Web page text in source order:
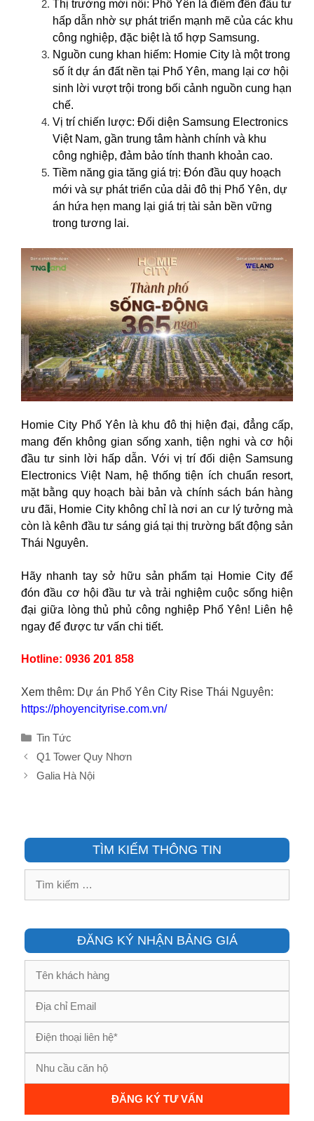
Thị trường mới nổi: Phổ Yên là điểm đến đầu tư
hấp dẫn nhờ sự phát triển mạnh mẽ của các khu
công nghiệp, đặc biệt là tổ hợp Samsung.
Nguồn cung khan hiếm: Homie City là một trong
số ít dự án đất nền tại Phổ Yên, mang lại cơ hội
sinh lời vượt trội trong bối cảnh nguồn cung hạn
chế.
Vị trí chiến lược: Đối diện Samsung Electronics
Việt Nam, gần trung tâm hành chính và khu
công nghiệp, đảm bảo tính thanh khoản cao.
Tiềm năng gia tăng giá trị: Đón đầu quy hoạch
mới và sự phát triển của dải đô thị Phổ Yên, dự
án hứa hẹn mang lại giá trị tài sản bền vững
trong tương lai.
Homie City Phổ Yên là khu đô thị hiện đại, đẳng cấp,
mang đến không gian sống xanh, tiện nghi và cơ hội
đầu tư sinh lời hấp dẫn. Với vị trí đối diện Samsung
Electronics Việt Nam, hệ thống tiện ích chuẩn resort,
mặt bằng quy hoạch bài bản và chính sách bán hàng
ưu đãi, Homie City không chỉ là nơi an cư lý tưởng mà
còn là kênh đầu tư sáng giá tại thị trường bất động sản
Thái Nguyên.
Hãy nhanh tay sở hữu sản phẩm tại Homie City để
đón đầu cơ hội đầu tư và trải nghiệm cuộc sống hiện
đại giữa lòng thủ phủ công nghiệp Phổ Yên! Liên hệ
ngay để được tư vấn chi tiết.
Hotline: 0936 201 858
Xem thêm: Dự án Phổ Yên City Rise Thái Nguyên:
https://phoyencityrise.com.vn/
Danh
mục
Tin Tức
Q1 Tower Quy Nhơn
Galia Hà Nội
TÌM KIẾM THÔNG TIN
Tìm
ĐĂNG KÝ NHẬN BẢNG GIÁ